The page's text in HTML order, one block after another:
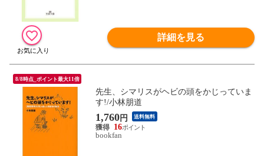
詳細を見る
8/8時点_ポイント最大11倍
先生、シマリスがヘビの頭をかじっていま
す!/小林朋道
1,760円 送料無料
16
bookfan